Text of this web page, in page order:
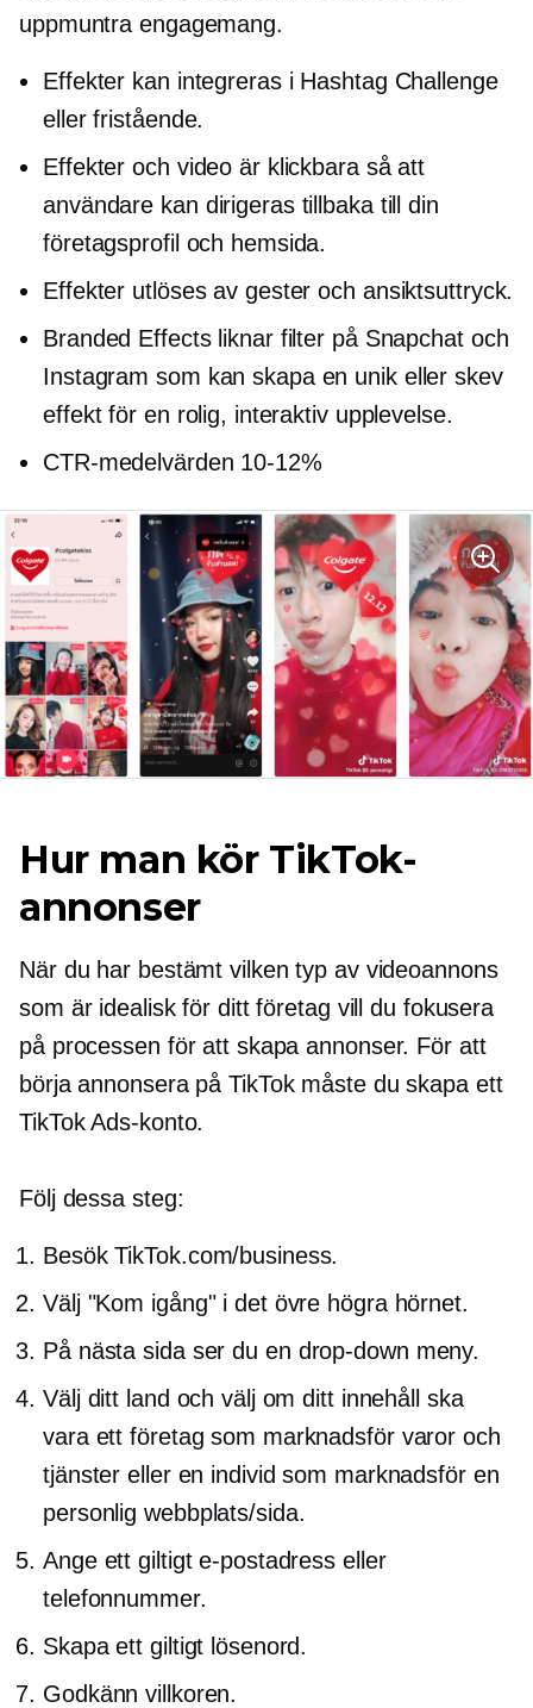
uppmuntra engagemang.
Effekter kan integreras i Hashtag Challenge
eller fristående.
Effekter och video är klickbara så att
användare kan dirigeras tillbaka till din
företagsprofil och hemsida.
Effekter utlöses av gester och ansiktsuttryck.
Branded Effects liknar filter på Snapchat och
Instagram som kan skapa en unik eller skev
effekt för en rolig, interaktiv upplevelse.
CTR-medelvärden 10-12%
Hur man kör TikTok-
annonser
När du har bestämt vilken typ av videoannons
som är idealisk för ditt företag vill du fokusera
på processen för att skapa annonser. För att
börja annonsera på TikTok måste du skapa ett
TikTok Ads-konto.
Följ dessa steg:
Besök TikTok.com/business.
Välj "Kom igång" i det övre högra hörnet.
På nästa sida ser du en drop-down meny.
Välj ditt land och välj om ditt innehåll ska
vara ett företag som marknadsför varor och
tjänster eller en individ som marknadsför en
personlig webbplats/sida.
Ange ett giltigt e-postadress eller
telefonnummer.
Skapa ett giltigt lösenord.
Godkänn villkoren.